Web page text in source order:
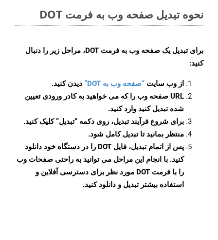
نحوه تبدیل صفحه وب به فرمت DOT
برای تبدیل یک صفحه وب به فرمت DOT، مراحل زیر را دنبال
کنید:
از وب سایت “صفحه وب به DOT”
دیدن کنید.
URL صفحه وب را که می خواهید به کادر ورودی تعیین
شده تبدیل کنید وارد کنید.
برای شروع فرآیند تبدیل، روی دکمه “تبدیل” کلیک کنید.
منتظر بمانید تا تبدیل کامل شود.
پس از اتمام تبدیل، فایل DOT را در دستگاه خود دانلود
کنید. با انجام این مراحل می توانید به راحتی صفحات وب
را با فرمت DOT مورد نظر برای دسترسی آفلاین و
استفاده بیشتر تبدیل و دانلود کنید.